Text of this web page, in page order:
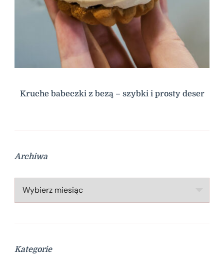
Kruche babeczki z bezą – szybki i prosty deser
Archiwa
Archiwa
Kategorie